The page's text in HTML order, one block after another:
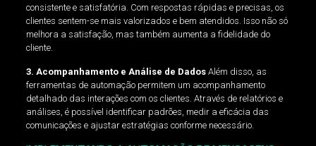
consistente e satisfatória. Com respostas rápidas e precisas, os
clientes sentem-se mais valorizados e bem atendidos. Isso não só
melhora a satisfação, mas também aumenta a fidelidade do
cliente.
3. Acompanhamento e Análise de DadosAlém disso, as
ferramentas de automação permitem um acompanhamento
detalhado das interações com os clientes. Através de relatórios e
análises, é possível identificar padrões, medir a eficácia das
comunicações e ajustar estratégias conforme necessário.